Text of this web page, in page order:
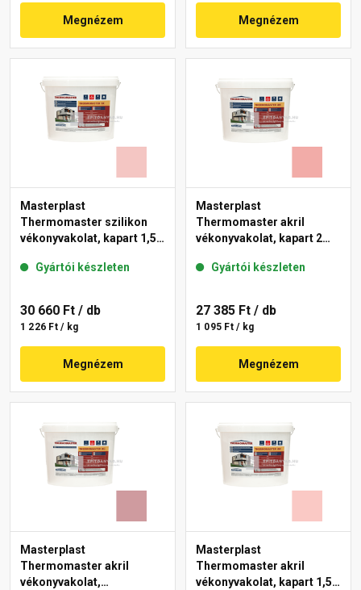
Megnézem Megnézem
Masterplast
Thermomaster szilikon
vékonyvakolat, kapart 1,5
Gyártói készleten
30 660 Ft / db
1 226 Ft / kg
Megnézem
Masterplast
Thermomaster akril
vékonyvakolat, kapart 2
Gyártói készleten
27 385 Ft / db
1 095 Ft / kg
Megnézem
Masterplast
Thermomaster akril
vékonyvakolat,
Masterplast
Thermomaster akril
vékonyvakolat, kapart 1,5